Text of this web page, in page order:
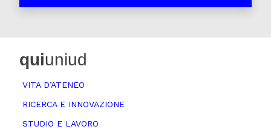
quiuniud
VITA D’ATENEO
RICERCA E INNOVAZIONE
STUDIO E LAVORO